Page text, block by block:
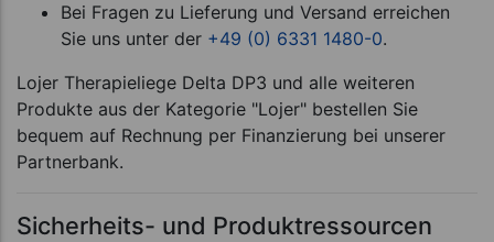
Bei Fragen zu Lieferung und Versand erreichen
Sie uns unter der +49 (0) 6331 1480-0.
Lojer Therapieliege Delta DP3 und alle weiteren
Produkte aus der Kategorie "Lojer" bestellen Sie
bequem auf Rechnung per Finanzierung bei unserer
Partnerbank.
Sicherheits- und Produktressourcen